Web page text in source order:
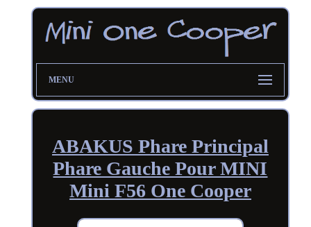
MENU
ABAKUS Phare Principal
Phare Gauche Pour MINI
Mini F56 One Cooper